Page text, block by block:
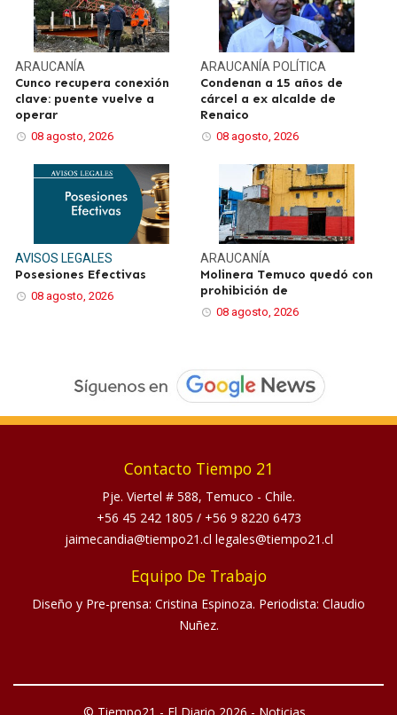
ARAUCANÍA
Cunco recupera conexión
clave: puente vuelve a
operar
08 agosto, 2026
ARAUCANÍA POLÍTICA
Condenan a 15 años de
cárcel a ex alcalde de
Renaico
08 agosto, 2026
AVISOS LEGALES
Posesiones Efectivas
08 agosto, 2026
ARAUCANÍA
Molinera Temuco quedó con
prohibición de
08 agosto, 2026
Contacto Tiempo 21
Pje. Viertel # 588, Temuco - Chile.
+56 45 242 1805 / +56 9 8220 6473
jaimecandia@tiempo21.cl legales@tiempo21.cl
Equipo De Trabajo
Diseño y Pre-prensa: Cristina Espinoza. Periodista: Claudio
Nuñez.